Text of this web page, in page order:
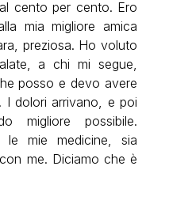
cento per cento. Ero
mia migliore amica
preziosa. Ho voluto
a chi mi segue,
posso e devo avere
dolori arrivano, e poi
migliore possibile.
le mie medicine, sia
me. Diciamo che è